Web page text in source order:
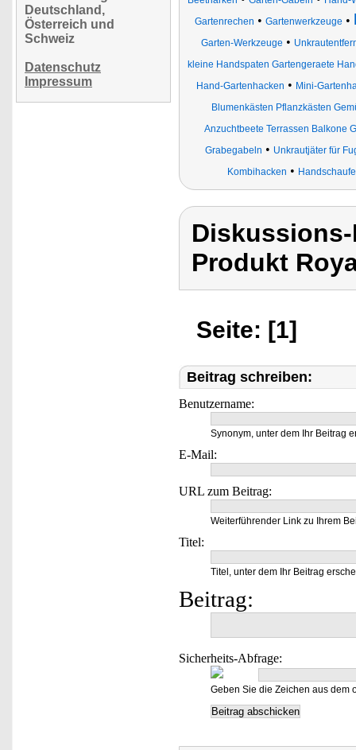
Deutschland,
Österreich und
Schweiz
Datenschutz
Impressum
Gartenrechen • Gartenwerkzeuge •
Garten-Werkzeuge •
kleine Handspaten Gartengeraete
Hand-Gartenhacken • Mini-
Blumenkästen Pflanzkästen
Anzuchtbeete Terrassen Balkone
Grabegabeln • Unkrautjäter für
Kombihacken •
Produkt
Seite: [1]
Beitrag schreiben:
Benutzername:
Synonym, unter dem Ihr Beitrag
E-Mail:
URL zum Beitrag:
Weiterführender Link zu Ihrem
Titel:
Titel, unter dem Ihr Beitrag
Beitrag:
Sicherheits-Abfrage:
Geben Sie die Zeichen aus dem